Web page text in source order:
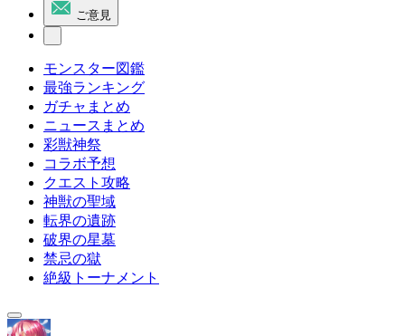
ご意見
モンスター図鑑
最強ランキング
ガチャまとめ
ニュースまとめ
彩獣神祭
コラボ予想
クエスト攻略
神獣の聖域
転界の遺跡
破界の星墓
禁忌の獄
絶級トーナメント